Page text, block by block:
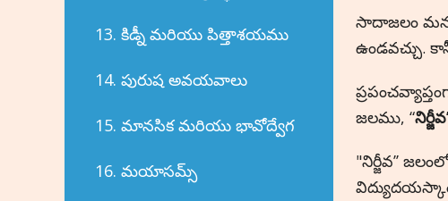
13. కిడ్నీ మరియు పిత్తాశయము
14. పురుష అవయవాలు
15. మానసిక మరియు భావోద్వేగ
16. మయాసమ్స్
సాదాజలం
ఉండవచ్చు.
జలము, “
"నిర్జీవ’’